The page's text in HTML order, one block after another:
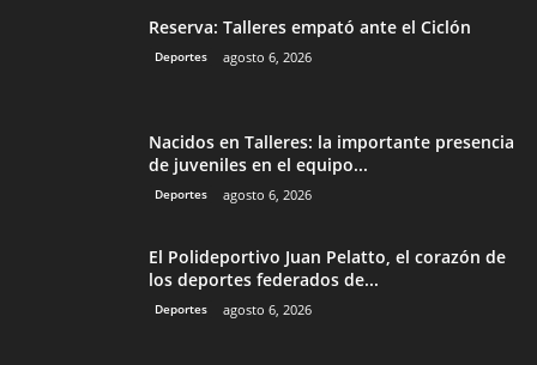
Reserva: Talleres empató ante el Ciclón
Deportes agosto 6, 2026
Nacidos en Talleres: la importante presencia
de juveniles en el equipo...
Deportes agosto 6, 2026
El Polideportivo Juan Pelatto, el corazón de
los deportes federados de...
Deportes agosto 6, 2026